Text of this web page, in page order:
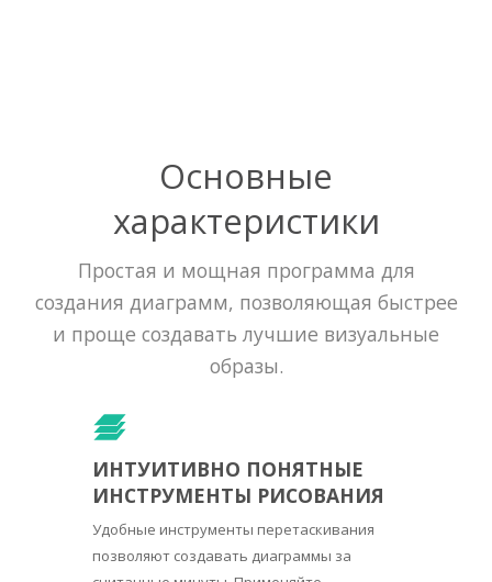
Основные
характеристики
Простая и мощная программа для
создания диаграмм, позволяющая быстрее
и проще создавать лучшие визуальные
образы.
ИНТУИТИВНО ПОНЯТНЫЕ
ИНСТРУМЕНТЫ РИСОВАНИЯ
Удобные инструменты перетаскивания
позволяют создавать диаграммы за